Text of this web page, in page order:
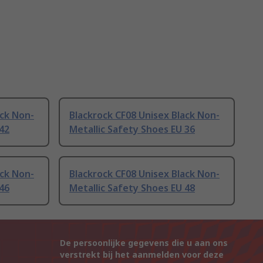
Non-
Blackrock CF08 Unisex Black Non-
Metallic Safety Shoes EU 36
Non-
Blackrock CF08 Unisex Black Non-
Metallic Safety Shoes EU 48
De persoonlijke gegevens die u aan ons
verstrekt bij het aanmelden voor deze